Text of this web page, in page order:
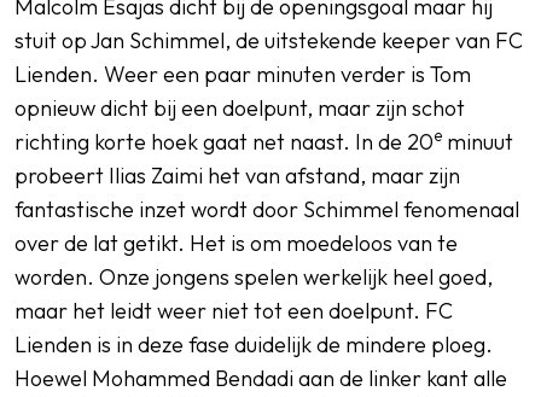
Malcolm Esajas dicht bij de openingsgoal maar hij
stuit op Jan Schimmel, de uitstekende keeper van FC
Lienden. Weer een paar minuten verder is Tom
opnieuw dicht bij een doelpunt, maar zijn schot
richting korte hoek gaat net naast. In de 20e minuut
probeert Ilias Zaimi het van afstand, maar zijn
fantastische inzet wordt door Schimmel fenomenaal
over de lat getikt. Het is om moedeloos van te
worden. Onze jongens spelen werkelijk heel goed,
maar het leidt weer niet tot een doelpunt. FC
Lienden is in deze fase duidelijk de mindere ploeg.
Hoewel Mohammed Bendadi aan de linker kant alle